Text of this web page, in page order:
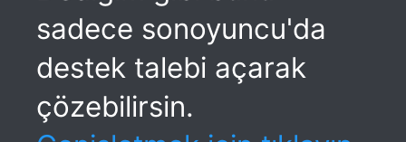
sadece sonoyuncu'da
destek talebi açarak
çözebilirsin.